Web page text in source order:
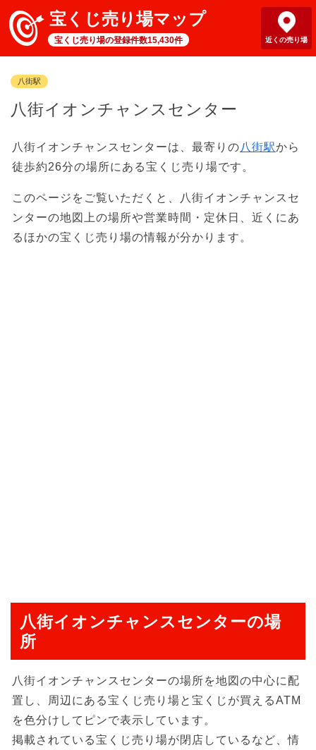
宝くじ売り場マップ
宝くじ売り場の登録件数15,430件 近くの売り場
八街駅
八街イオンチャンスセンター
八街イオンチャンスセンターは、最寄りの八街駅から
徒歩約26分の場所にある宝くじ売り場です。
このページをご覧いただくと、八街イオンチャンスセ
ンターの地図上の場所や営業時間・定休日、近くにあ
るほかの宝くじ売り場の情報が分かります。
八街イオンチャンスセンターの場
所
八街イオンチャンスセンターの場所を地図の中心に配
置し、周辺にある宝くじ売り場と宝くじが買えるATM
を色分けしてピンで表示しています。
掲載されている宝くじ売り場が閉店しているなど、情